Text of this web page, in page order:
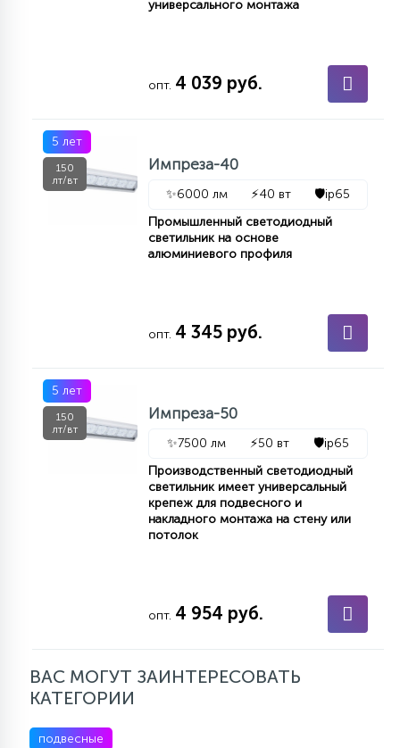
универсального монтажа
опт. 4 039 руб.
5 лет
150
лт/вт
Импреза-40
✨6000 лм ⚡40 вт 🛡️ip65
Промышленный светодиодный
светильник на основе
алюминиевого профиля
опт. 4 345 руб.
5 лет
150
лт/вт
Импреза-50
✨7500 лм ⚡50 вт 🛡️ip65
Производственный светодиодный
светильник имеет универсальный
крепеж для подвесного и
накладного монтажа на стену или
потолок
опт. 4 954 руб.
ВАС МОГУТ ЗАИНТЕРЕСОВАТЬ
КАТЕГОРИИ
подвесные